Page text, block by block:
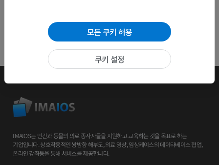
IMAIOS는 인간과 동물의 의료 종사자들을 지원하고 교육하는 것을 목표로 하는
기업입니다. 상호작용적인 쌍방향 해부도, 의료 영상, 임상케이스의 데이타베이스 협업,
온라인 강좌등을 통해 서비스를 제공합니다.
모든 쿠키 허용
쿠키 설정